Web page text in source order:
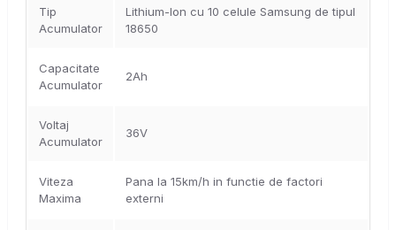
Tip
Acumulator
Lithium-Ion cu 10 celule Samsung de tipul
18650
Capacitate
Acumulator
2Ah
Voltaj
Acumulator
36V
Viteza
Maxima
Pana la 15km/h in functie de factori
externi